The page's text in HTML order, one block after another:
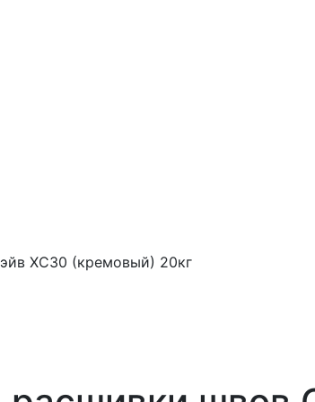
XC30 (кремовый) 20кг